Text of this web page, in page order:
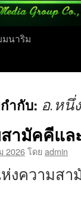
นาริม
ำกับ: อ.หนึ่
ามัคคีแล
2026โดยadmin
ห่งความส